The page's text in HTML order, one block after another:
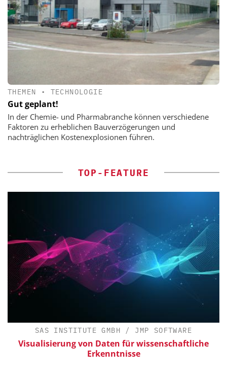
THEMEN • TECHNOLOGIE
Gut geplant!
In der Chemie- und Pharmabranche können verschiedene
Faktoren zu erheblichen Bauverzögerungen und
nachträglichen Kostenexplosionen führen.
TOP-FEATURE
SAS INSTITUTE GMBH / JMP SOFTWARE
Visualisierung von Daten für wissenschaftliche
Erkenntnisse